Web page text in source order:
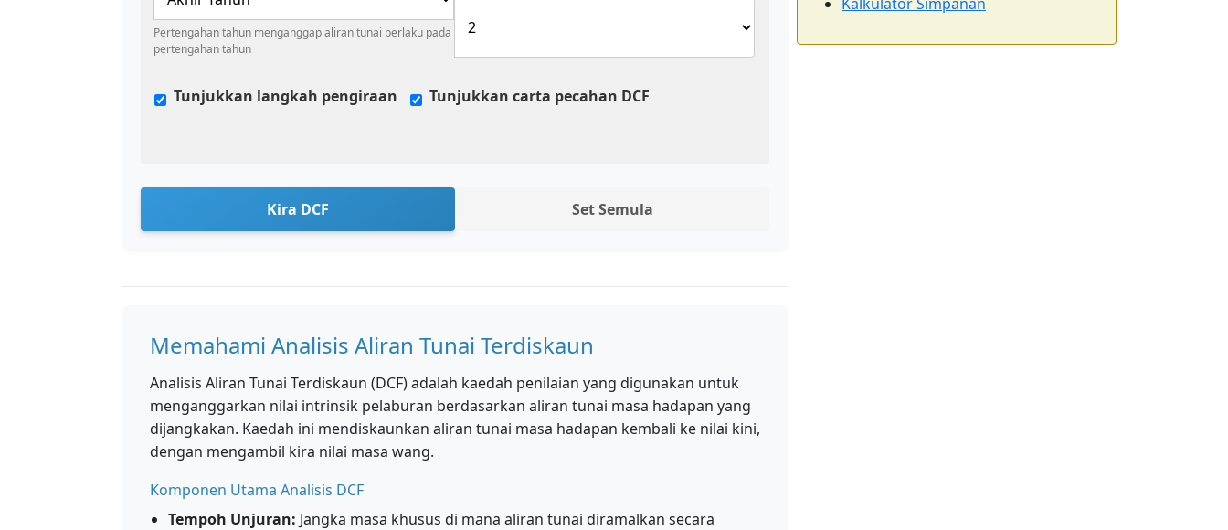
Pertengahan tahun menganggap aliran tunai berlaku pada
pertengahan tahun
Tunjukkan langkah pengiraan Tunjukkan carta pecahan DCF
Kira DCF Set Semula
Memahami Analisis Aliran Tunai Terdiskaun
Analisis Aliran Tunai Terdiskaun (DCF) adalah kaedah penilaian yang digunakan untuk
menganggarkan nilai intrinsik pelaburan berdasarkan aliran tunai masa hadapan yang
dijangkakan. Kaedah ini mendiskaunkan aliran tunai masa hadapan kembali ke nilai kini,
dengan mengambil kira nilai masa wang.
Komponen Utama Analisis DCF
Tempoh Unjuran: Jangka masa khusus di mana aliran tunai diramalkan secara